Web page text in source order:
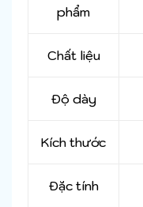
phẩm
Chất liệu
Độ dày
Kích thước
Đặc tính